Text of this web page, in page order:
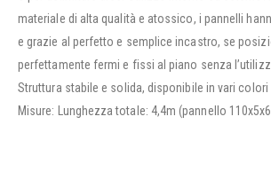
materiale di alta qualità e atossico, i pannelli
e grazie al perfetto e semplice incastro, se
perfettamente fermi e fissi al piano senza
Struttura stabile e solida, disponibile in vari colori
Misure: Lunghezza totale: 4,4m (pannello